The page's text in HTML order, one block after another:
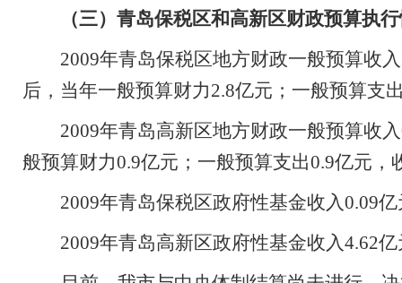
（三）青岛保税区和高新区财政预算执
2009年青岛保税区地方财政一般预算收入
后，当年一般预算财力2.8亿元 ；一般预算支
2009年青岛高新区地方财政一般预算收入
般预算财力0.9亿元 ；一般预算支出0.9亿元，
2009年青岛保税区政府性基金收入0.09亿
2009年青岛高新区政府性基金收入4.62亿